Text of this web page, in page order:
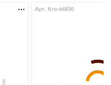
Арт. Kro-66830